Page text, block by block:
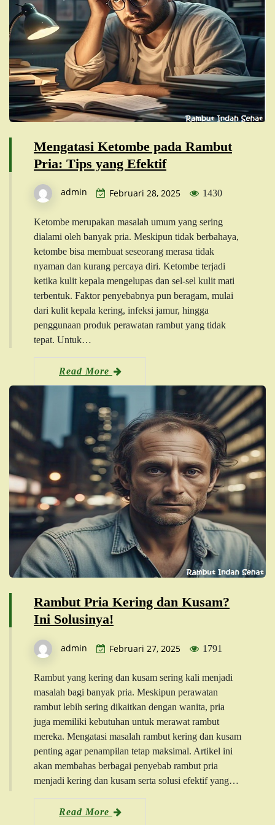
Mengatasi Ketombe pada Rambut
Pria: Tips yang Efektif
admin Februari 28, 2025 1430
Ketombe merupakan masalah umum yang sering
dialami oleh banyak pria. Meskipun tidak berbahaya,
ketombe bisa membuat seseorang merasa tidak
nyaman dan kurang percaya diri. Ketombe terjadi
ketika kulit kepala mengelupas dan sel-sel kulit mati
terbentuk. Faktor penyebabnya pun beragam, mulai
dari kulit kepala kering, infeksi jamur, hingga
penggunaan produk perawatan rambut yang tidak
tepat. Untuk…
Read More
Rambut Pria Kering dan Kusam?
Ini Solusinya!
admin Februari 27, 2025 1791
Rambut yang kering dan kusam sering kali menjadi
masalah bagi banyak pria. Meskipun perawatan
rambut lebih sering dikaitkan dengan wanita, pria
juga memiliki kebutuhan untuk merawat rambut
mereka. Mengatasi masalah rambut kering dan kusam
penting agar penampilan tetap maksimal. Artikel ini
akan membahas berbagai penyebab rambut pria
menjadi kering dan kusam serta solusi efektif yang…
Read More